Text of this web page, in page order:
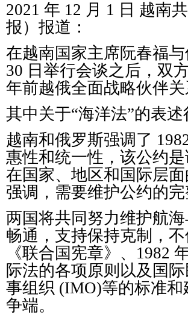
2021 年 12 月 1 日 越南
报）报道：
在越南国家主席阮春福
30 日举行会谈之后，双
年前越俄全面战略伙伴
其中关于“海洋法”的表
越南和俄罗斯强调了
惠性和统一性，该公约
在国家、地区和国际层
强调，需要维护公约的完
两国将共同努力维护航
畅通，支持保持克制，
《联合国宪章》、1982
际法的各项原则以及国
事组织 (IMO)等的标准
争端。